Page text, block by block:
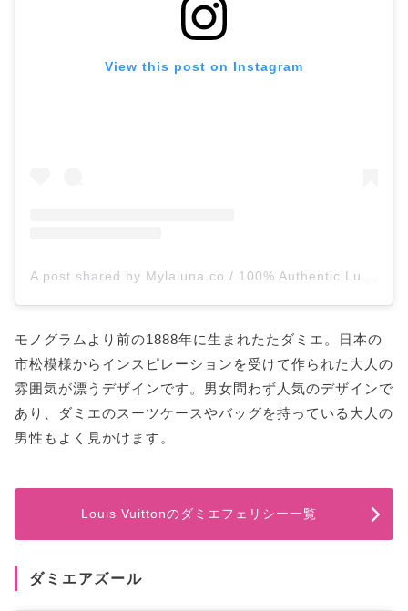
View this post on Instagram
モノグラムより前の1888年に生まれたたダミエ。日本の
市松模様からインスピレーションを受けて作られた大人の
雰囲気が漂うデザインです。男女問わず人気のデザインで
あり、ダミエのスーツケースやバッグを持っている大人の
男性もよく見かけます。
Louis Vuittonのダミエフェリシー一覧
ダミエアズール